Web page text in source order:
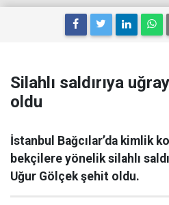
Silahlı saldırıya
oldu
İstanbul Bağcılar’da kimlik
bekçilere yönelik silahlı
Uğur Gölçek şehit oldu.